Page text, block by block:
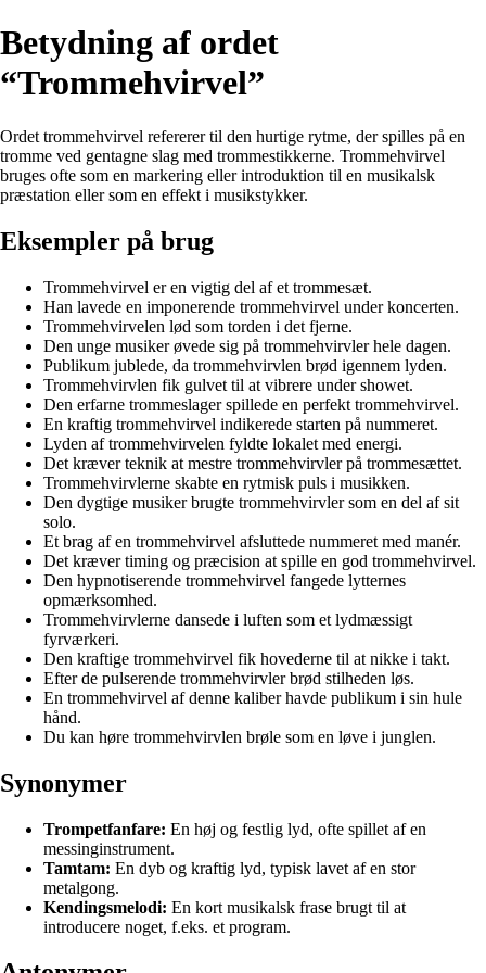
Betydning af ordet
“Trommehvirvel”
Ordet trommehvirvel refererer til den hurtige rytme, der spilles på en
tromme ved gentagne slag med trommestikkerne. Trommehvirvel
bruges ofte som en markering eller introduktion til en musikalsk
præstation eller som en effekt i musikstykker.
Eksempler på brug
Trommehvirvel er en vigtig del af et trommesæt.
Han lavede en imponerende trommehvirvel under koncerten.
Trommehvirvelen lød som torden i det fjerne.
Den unge musiker øvede sig på trommehvirvler hele dagen.
Publikum jublede, da trommehvirvlen brød igennem lyden.
Trommehvirvlen fik gulvet til at vibrere under showet.
Den erfarne trommeslager spillede en perfekt trommehvirvel.
En kraftig trommehvirvel indikerede starten på nummeret.
Lyden af trommehvirvelen fyldte lokalet med energi.
Det kræver teknik at mestre trommehvirvler på trommesættet.
Trommehvirvlerne skabte en rytmisk puls i musikken.
Den dygtige musiker brugte trommehvirvler som en del af sit
solo.
Et brag af en trommehvirvel afsluttede nummeret med manér.
Det kræver timing og præcision at spille en god trommehvirvel.
Den hypnotiserende trommehvirvel fangede lytternes
opmærksomhed.
Trommehvirvlerne dansede i luften som et lydmæssigt
fyrværkeri.
Den kraftige trommehvirvel fik hovederne til at nikke i takt.
Efter de pulserende trommehvirvler brød stilheden løs.
En trommehvirvel af denne kaliber havde publikum i sin hule
hånd.
Du kan høre trommehvirvlen brøle som en løve i junglen.
Synonymer
Trompetfanfare: En høj og festlig lyd, ofte spillet af en
messinginstrument.
Tamtam: En dyb og kraftig lyd, typisk lavet af en stor
metalgong.
Kendingsmelodi: En kort musikalsk frase brugt til at
introducere noget, f.eks. et program.